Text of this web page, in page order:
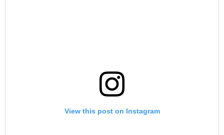
View this post on Instagram